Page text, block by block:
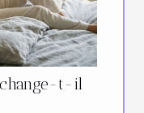
t-il